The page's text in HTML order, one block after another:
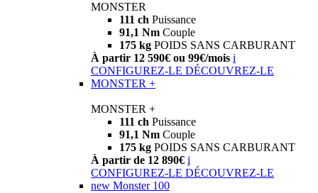
MONSTER
111 ch Puissance
91,1 Nm Couple
175 kg POIDS SANS CARBURANT
À partir 12 590€ ou 99€/mois i
CONFIGUREZ-LE DÉCOUVREZ-LE
MONSTER +
MONSTER +
111 ch Puissance
91,1 Nm Couple
175 kg POIDS SANS CARBURANT
À partir de 12 890€ i
CONFIGUREZ-LE DÉCOUVREZ-LE
new Monster 100